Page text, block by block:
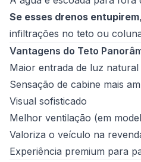
Se esses drenos entupirem
infiltrações no teto ou
Vantagens do Teto
Maior entrada de luz natural
Sensação de cabine mais
Visual sofisticado
Melhor ventilação (em
Valoriza o veículo na
Experiência premium para